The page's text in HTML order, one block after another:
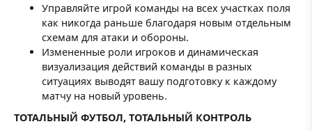
Управляйте игрой команды на всех участках поля
как никогда раньше благодаря новым отдельным
схемам для атаки и обороны.
Измененные роли игроков и динамическая
визуализация действий команды в разных
ситуациях выводят вашу подготовку к каждому
матчу на новый уровень.
ТОТАЛЬНЫЙ ФУТБОЛ, ТОТАЛЬНЫЙ КОНТРОЛЬ